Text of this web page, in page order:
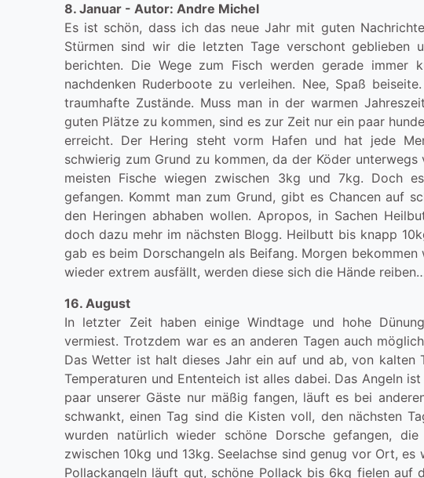
8. Januar - Autor: Andre Michel
Es ist schön, dass ich das neue Jahr mit guten
Stürmen sind wir die letzten Tage verschont geblieben
berichten. Die Wege zum Fisch werden gerade immer
nachdenken Ruderboote zu verleihen. Nee, Spaß
traumhafte Zustände. Muss man in der warmen
guten Plätze zu kommen, sind es zur Zeit nur ein paar
erreicht. Der Hering steht vorm Hafen und hat jede
schwierig zum Grund zu kommen, da der Köder
meisten Fische wiegen zwischen 3kg und 7kg. Doch
gefangen. Kommt man zum Grund, gibt es Chancen auf
den Heringen abhaben wollen. Apropos, in Sachen
doch dazu mehr im nächsten Blogg. Heilbutt bis knapp
gab es beim Dorschangeln als Beifang. Morgen
wieder extrem ausfällt, werden diese sich die Hände
16. August
In letzter Zeit haben einige Windtage und hohe
vermiest. Trotzdem war es an anderen Tagen auch
Das Wetter ist halt dieses Jahr ein auf und ab, von kalten
Temperaturen und Ententeich ist alles dabei. Das Angeln
paar unserer Gäste nur mäßig fangen, läuft es bei
schwankt, einen Tag sind die Kisten voll, den nächsten
wurden natürlich wieder schöne Dorsche gefangen,
zwischen 10kg und 13kg. Seelachse sind genug vor Ort,
Pollackangeln läuft gut, schöne Pollack bis 6kg fielen auf